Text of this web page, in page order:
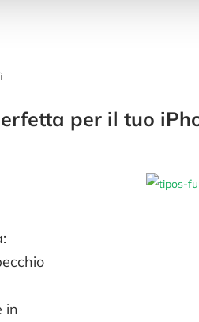
per il tuo
in